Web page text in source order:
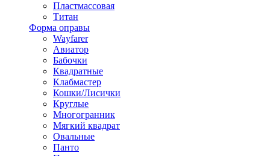
Пластмассовая
Титан
Форма оправы
Wayfarer
Авиатор
Бабочки
Квадратные
Клабмастер
Кошки/Лисички
Круглые
Многогранник
Мягкий квадрат
Овальные
Панто